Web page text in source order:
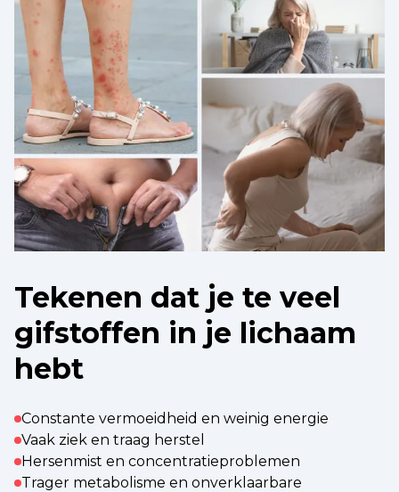
Tekenen dat je te veel
gifstoffen in je lichaam
hebt
Constante vermoeidheid en weinig energie
Vaak ziek en traag herstel
Hersenmist en concentratieproblemen
Trager metabolisme en onverklaarbare